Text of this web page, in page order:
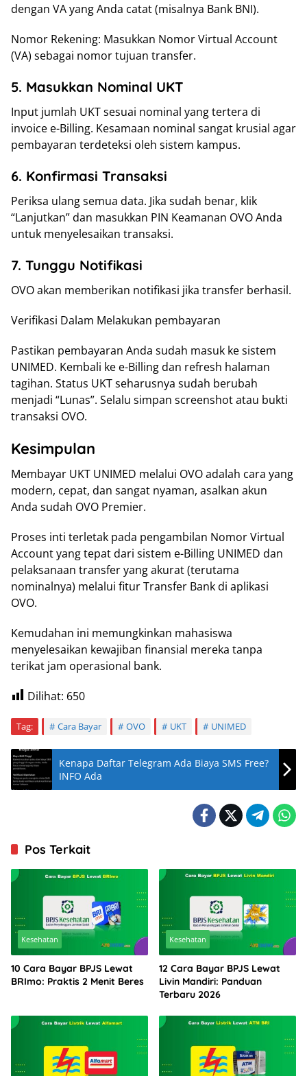
dengan VA yang Anda catat (misalnya Bank BNI).
Nomor Rekening: Masukkan Nomor Virtual Account
(VA) sebagai nomor tujuan transfer.
5. Masukkan Nominal UKT
Input jumlah UKT sesuai nominal yang tertera di
invoice e-Billing. Kesamaan nominal sangat krusial agar
pembayaran terdeteksi oleh sistem kampus.
6. Konfirmasi Transaksi
Periksa ulang semua data. Jika sudah benar, klik
“Lanjutkan” dan masukkan PIN Keamanan OVO Anda
untuk menyelesaikan transaksi.
7. Tunggu Notifikasi
OVO akan memberikan notifikasi jika transfer berhasil.
Verifikasi Dalam Melakukan pembayaran
Pastikan pembayaran Anda sudah masuk ke sistem
UNIMED. Kembali ke e-Billing dan refresh halaman
tagihan. Status UKT seharusnya sudah berubah
menjadi “Lunas”. Selalu simpan screenshot atau bukti
transaksi OVO.
Kesimpulan
Membayar UKT UNIMED melalui OVO adalah cara yang
modern, cepat, dan sangat nyaman, asalkan akun
Anda sudah OVO Premier.
Proses inti terletak pada pengambilan Nomor Virtual
Account yang tepat dari sistem e-Billing UNIMED dan
pelaksanaan transfer yang akurat (terutama
nominalnya) melalui fitur Transfer Bank di aplikasi
OVO.
Kemudahan ini memungkinkan mahasiswa
menyelesaikan kewajiban finansial mereka tanpa
terikat jam operasional bank.
Dilihat: 650
Tag: Cara Bayar OVO UKT UNIMED
Kenapa Daftar Telegram Ada Biaya SMS Free?
INFO Ada
Pos Terkait
Kesehatan
10 Cara Bayar BPJS Lewat
BRImo: Praktis 2 Menit Beres
Kesehatan
12 Cara Bayar BPJS Lewat
Livin Mandiri: Panduan
Terbaru 2026